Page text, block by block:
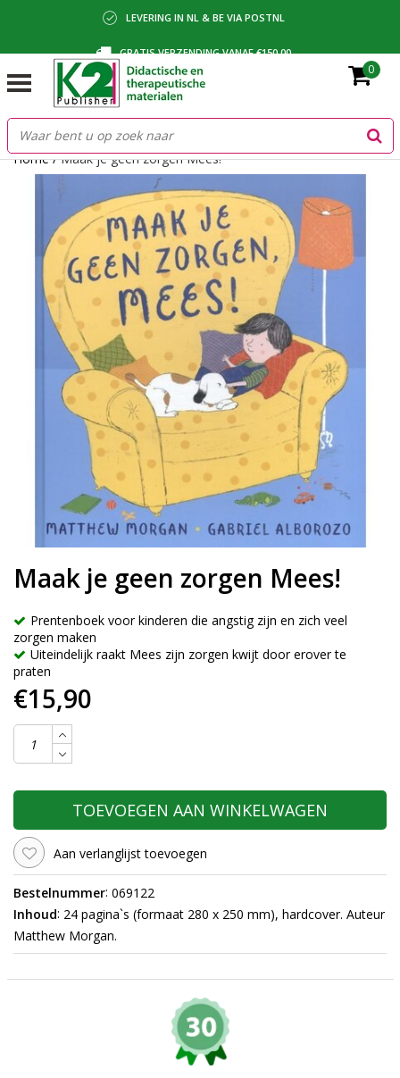
LEVERING IN NL & BE VIA POSTNL
GRATIS VERZENDING VANAF €150,00
BETALING VIA IDEAL, BANCONTACT OF FACTUUR
0
Home/Maak je geen zorgen Mees!
Maak je geen zorgen Mees!
Prentenboek voor kinderen die angstig zijn en zich veel
zorgen maken
Uiteindelijk raakt Mees zijn zorgen kwijt door erover te
praten
€15,90
TOEVOEGEN AAN WINKELWAGEN
Aan verlanglijst toevoegen
Bestelnummer: 069122
Inhoud: 24 pagina`s (formaat 280 x 250 mm), hardcover. Auteur
Matthew Morgan.